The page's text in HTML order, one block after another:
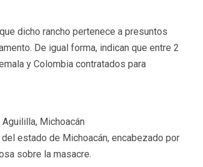
dicho rancho pertenece a presuntos
De igual forma, indican que entre 2
y Colombia contratados para
Michoacán
estado de Michoacán, encabezado por
sobre la masacre.